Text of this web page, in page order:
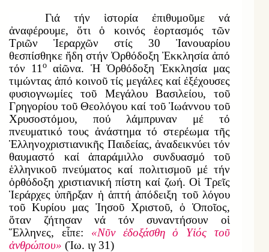
Γιά τήν ἱστορία ἐπιθυμοῦμε νά
ἀναφέρουμε, ὅτι ὁ κοινός ἑορτασμός τῶν
Τριῶν Ἱεραρχῶν στίς 30 Ἰανουαρίου
θεσπίσθηκε ἤδη στήν Ὀρθόδοξη Ἐκκλησία ἀπό
τόν 11ο
αἰῶνα. Ἡ Ὀρθόδοξη Ἐκκλησία μας
τιμώντας ἀπό κοινοῦ τίς μεγάλες καί ἐξέχουσες
φυσιογνωμίες τοῦ Μεγάλου Βασιλείου, τοῦ
Γρηγορίου τοῦ Θεολόγου καί τοῦ Ἰωάννου τοῦ
Χρυσοστόμου, πού λάμπρυναν μέ τό
πνευματικό τους ἀνάστημα τό στερέωμα τῆς
Ἑλληνοχριστιανικῆς Παιδείας, ἀναδεικνύει τόν
θαυμαστό καί ἀπαράμιλλο συνδυασμό τοῦ
ἑλληνικοῦ πνεύματος καί πολιτισμοῦ μέ τήν
ὀρθόδοξη χριστιανική πίστη καί ζωή. Οἱ Τρεῖς
Ἱεράρχες ὑπῆρξαν ἡ ἁπτή ἀπόδειξη τοῦ λόγου
τοῦ Κυρίου μας Ἰησοῦ Χριστοῦ, ὁ Ὁποῖος,
ὅταν ζήτησαν νά τόν συναντήσουν οἱ
Ἕλληνες, εἶπε: «Νῦν ἐδοξάσθη ὁ Υἱός τοῦ
ἀνθρώπου» (Ἰω. ιγ 31)